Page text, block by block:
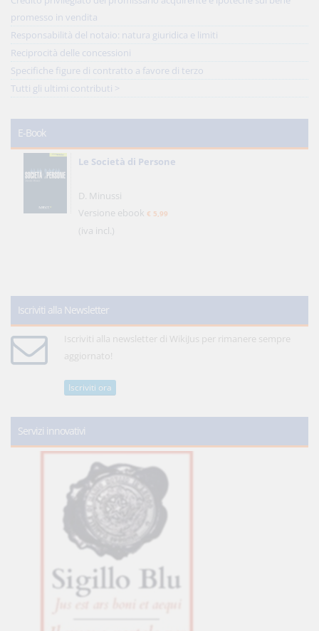
promesso in vendita
Responsabilità del notaio: natura giuridica e limiti
Reciprocità delle concessioni
Specifiche figure di contratto a favore di terzo
Tutti gli ultimi contributi >
E-Book
Le Società di Persone
D. Minussi
Versione ebook € 5,99
(iva incl.)
Iscriviti alla Newsletter
Iscriviti alla newsletter di WikiJus per rimanere sempre
aggiornato!
Iscriviti ora
Servizi innovativi